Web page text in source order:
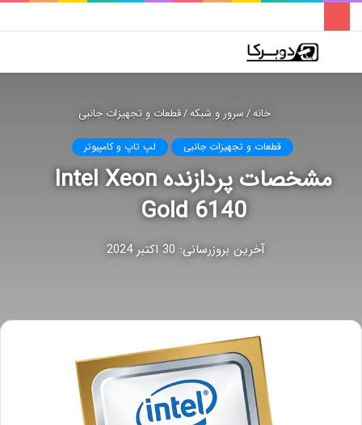
پوسته
فهرست
خانه/سرور و شبکه/قطعات و تجهیزات جانبی
قطعات و تجهیزات جانبی لپ تاپ و کامپیوتر
مشخصات پردازنده Intel Xeon
Gold 6140
آخرین بروزرسانی: 30 اکتبر 2024